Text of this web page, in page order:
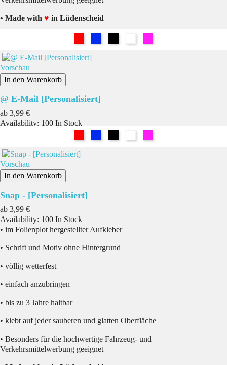
• Made with ♥ in Lüdenscheid
Vorschau
In den Warenkorb
@ E-Mail [Personalisiert]
ab Preis
3,99 €
Availability: 100 In Stock
Vorschau
In den Warenkorb
Snap - [Personalisiert]
ab Preis
3,99 €
Availability: 100 In Stock
• im Folienplot hergestellter Aufkleber
• Schrift und Motiv ohne Hintergrund
• völlig wetterfest
• einfach anzubringen
• bis zu 3 Jahre haltbar
• klebt auf jeder sauberen und glatten Oberfläche
• Besonders für die hochwertige Fahrzeug- und
Verkehrsmittelwerbung geeignet